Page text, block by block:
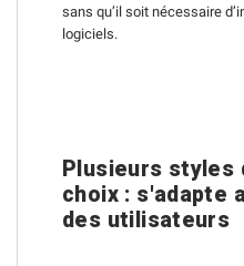
sans qu’il soit nécessaire
logiciels.
Plusieurs styles
choix : s'adapte
des utilisateurs